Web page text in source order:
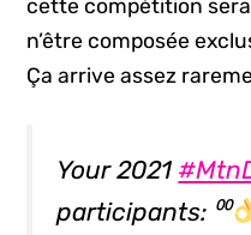
cette compétition
n’être composée
Ça arrive assez
Your 2021
participants: ⁰⁰